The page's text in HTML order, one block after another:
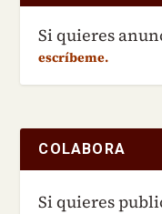
Si quieres
escríbeme.
COLABORA
Si quieres